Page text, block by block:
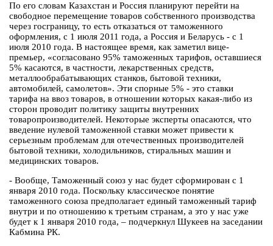
По его словам Казахстан и Россия планируют перейти на
свободное перемещение товаров собственного производства
через госграницу, то есть отказаться от таможенного
оформления, с 1 июля 2011 года, а Россия и Беларусь - с 1
июля 2010 года. В настоящее время, как заметил вице-
премьер, «согласовано 95% таможенных тарифов, оставшиеся
5% касаются, в частности, лекарственных средств,
металлообрабатывающих станков, бытовой техники,
автомобилей, самолетов». Эти спорные 5% - это ставки
тарифа на ввоз товаров, в отношении которых какая-либо из
сторон проводит политику защиты внутренних
товаропроизводителей. Некоторые эксперты опасаются, что
введение нулевой таможенной ставки может привести к
серьезным проблемам для отечественных производителей
бытовой техники, холодильников, стиральных машин и
медицинских товаров.
- Вообще, Таможенный союз у нас будет сформирован с 1
января 2010 года. Поскольку классическое понятие
таможенного союза предполагает единый таможенный тариф
внутри и по отношению к третьим странам, а это у нас уже
будет к 1 января 2010 года, – подчеркнул Шукеев на заседании
Кабмина РК.